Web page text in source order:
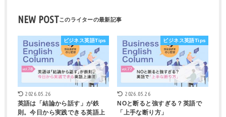
NEW POST
ビジネス英語Tips
2026.05.26
英語は「結論から話す」が鉄
則。今日から実践できる英語上
ビジネス英語Tips
2026.05.26
NOと断ると強すぎる？英語で
「上手な断り方」